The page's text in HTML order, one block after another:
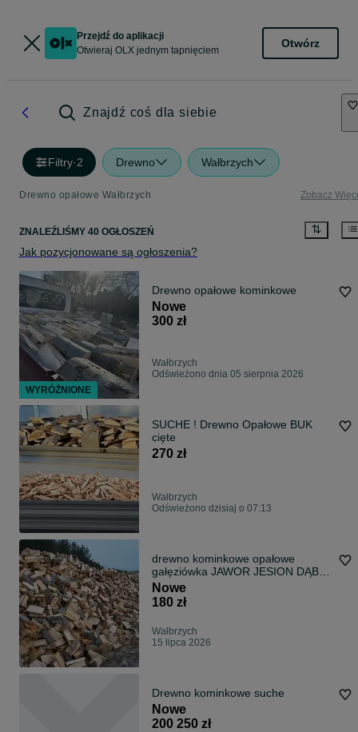
Przejdź do aplikacji
Otwieraj OLX jednym tapnięciem
Otwórz
Znajdź coś dla siebie
Filtry·2 Drewno Wałbrzych
Drewno opałowe Wałbrzych Zobacz
ZNALEŹLIŚMY 40 OGŁOSZEŃ
Jak pozycjonowane są ogłoszenia?
Drewno opałowe kominkowe
Nowe
300 zł
Wałbrzych
Odświeżono dnia 05 sierpnia 2026
SUCHE ! Drewno Opałowe BUK
cięte
270 zł
Wałbrzych
Odświeżono dzisiaj o 07:13
drewno kominkowe opałowe
gałęziówka JAWOR JESION DĄB
BUK BRZOZA
Nowe
180 zł
Wałbrzych
15 lipca 2026
Drewno kominkowe suche
Nowe
200 250 zł
WYRÓŻNIONE